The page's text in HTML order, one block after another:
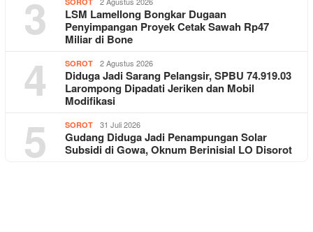
3
LSM Lamellong Bongkar Dugaan
Penyimpangan Proyek Cetak Sawah Rp47
Miliar di Bone
4 SOROT 2 Agustus 2026
Diduga Jadi Sarang Pelangsir, SPBU 74.919.03
Larompong Dipadati Jeriken dan Mobil
Modifikasi
5 SOROT 31 Juli 2026
Gudang Diduga Jadi Penampungan Solar
Subsidi di Gowa, Oknum Berinisial LO Disorot